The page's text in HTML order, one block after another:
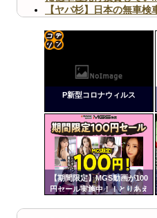
【ヤバ杉】日本の無車
【閲覧注意】俺が近くに
【画像】ペプシコーラ社
Powered by livedoor 相互RSS
P新型コロナウィルス
【期間限定】MGS動画が100
円セール実施中！！とりあえ
ンク
自動
更新
ツー